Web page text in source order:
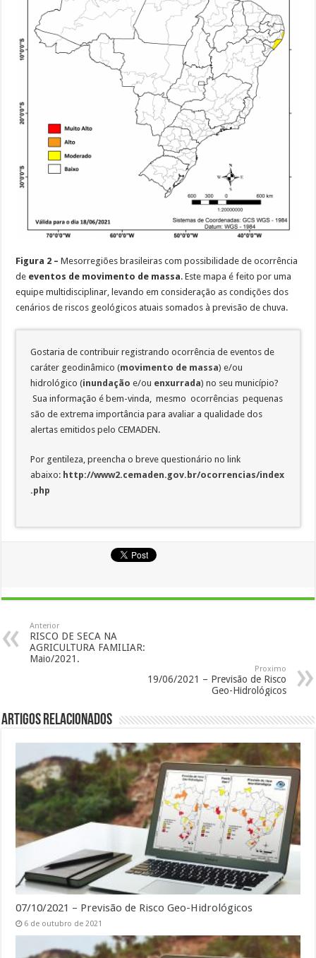
Figura 2 – Mesorregiões brasileiras com possibilidade de ocorrência
de eventos de movimento de massa. Este mapa é feito por uma
equipe multidisciplinar, levando em consideração as condições dos
cenários de riscos geológicos atuais somados à previsão de chuva.
Gostaria de contribuir registrando ocorrência de eventos de
caráter geodinâmico (movimento de massa) e/ou
hidrológico (inundaçãoe/ou enxurrada) no seu município?
Sua informação é bem-vinda, mesmo ocorrências pequenas
são de extrema importância para avaliar a qualidade dos
alertas emitidos pelo CEMADEN.
Por gentileza, preencha o breve questionário no link
abaixo: http://www2.cemaden.gov.br/ocorrencias/index
.php
Anterior
RISCO DE SECA NA
AGRICULTURA FAMILIAR:
Maio/2021.
Proximo
19/06/2021 – Previsão de Risco
Geo-Hidrológicos
Artigos Relacionados
07/10/2021 – Previsão de Risco Geo-Hidrológicos
6 de outubro de 2021